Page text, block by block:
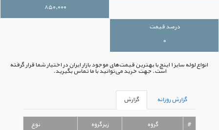
۸۵۰,۰۰۰
درصد قیمت
۰
انواع لوله سایز ۱ اینچ با بهترین قیمت‌های موجود بازار ایران در اختیار شما قرار گرفته
است. جهت خرید می‌توانید با ما تماس بگیرید.
گزارش روزانه گزارش
# گروه زیرگروه
نوع